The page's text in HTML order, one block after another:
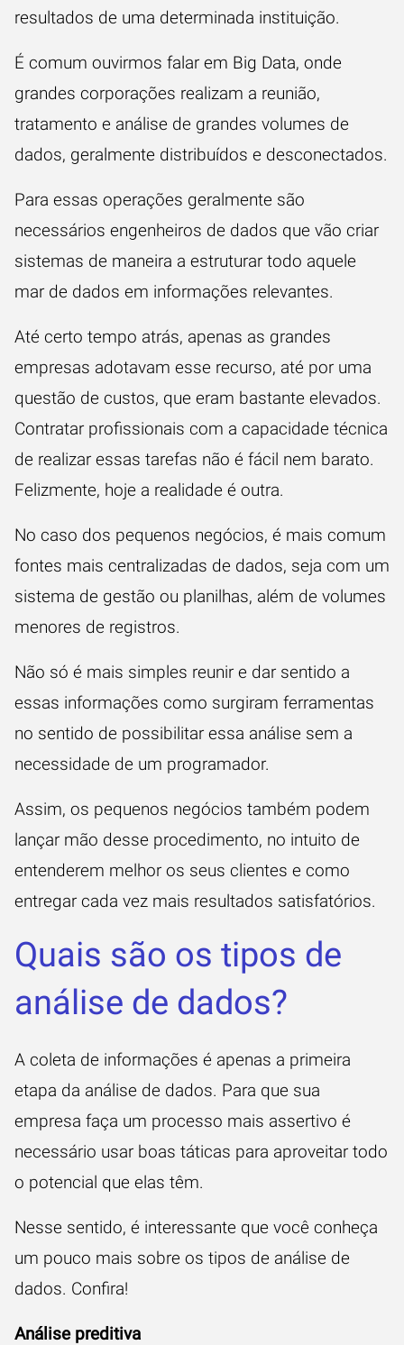
resultados de uma determinada instituição.
É comum ouvirmos falar em Big Data, onde
grandes corporações realizam a reunião,
tratamento e análise de grandes volumes de
dados, geralmente distribuídos e desconectados.
Para essas operações geralmente são
necessários engenheiros de dados que vão criar
sistemas de maneira a estruturar todo aquele
mar de dados em informações relevantes.
Até certo tempo atrás, apenas as grandes
empresas adotavam esse recurso, até por uma
questão de custos, que eram bastante elevados.
Contratar profissionais com a capacidade técnica
de realizar essas tarefas não é fácil nem barato.
Felizmente, hoje a realidade é outra.
No caso dos pequenos negócios, é mais comum
fontes mais centralizadas de dados, seja com um
sistema de gestão ou planilhas, além de volumes
menores de registros.
Não só é mais simples reunir e dar sentido a
essas informações como surgiram ferramentas
no sentido de possibilitar essa análise sem a
necessidade de um programador.
Assim, os pequenos negócios também podem
lançar mão desse procedimento, no intuito de
entenderem melhor os seus clientes e como
entregar cada vez mais resultados satisfatórios.
Quais são os tipos de
análise de dados?
A coleta de informações é apenas a primeira
etapa da análise de dados. Para que sua
empresa faça um processo mais assertivo é
necessário usar boas táticas para aproveitar todo
o potencial que elas têm.
Nesse sentido, é interessante que você conheça
um pouco mais sobre os tipos de análise de
dados. Confira!
Análise preditiva